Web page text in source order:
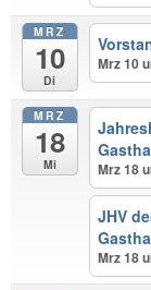
MRZ
10
Di
Mrz 10
MRZ
18
Mi Mrz 18
JHV
Mrz 18